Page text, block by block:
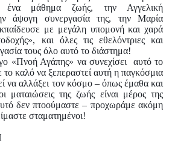
ένα μάθημα ζωής, την Αγγελική
άψογη συνεργασία της, την Μαρία
με μεγάλη υπομονή και χαρά
και όλες τις εθελόντριες και
τους όλο αυτό το διάστημα!
«Πνοή Αγάπης» να συνεχίσει
αυτό το
καλό να ξεπεραστεί αυτή η παγκόσμια
να αλλάξει τον κόσμο – όπως έμαθα και
ματαιώσεις της ζωής είναι μέρος της
δεν πτοούμαστε – προχωράμε ακόμη
σταματημένοι!